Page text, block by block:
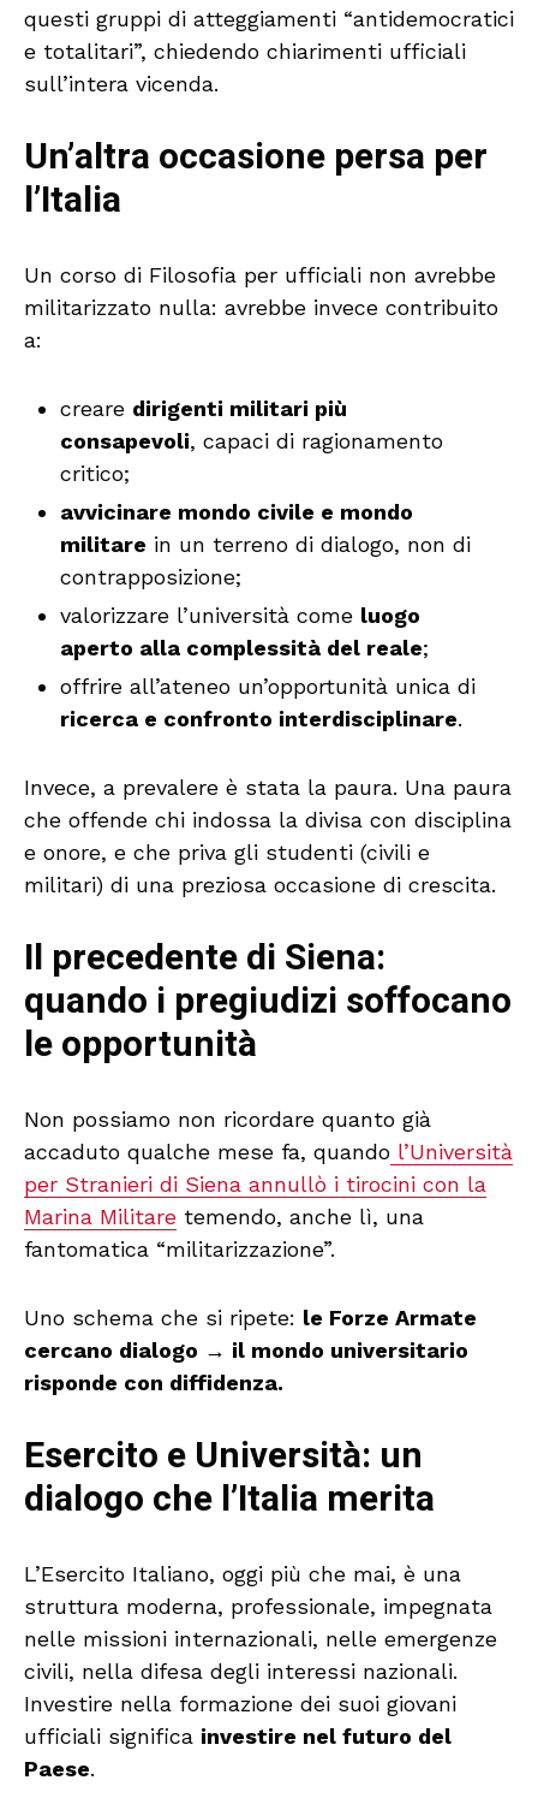
questi gruppi di atteggiamenti “antidemocratici
e totalitari”, chiedendo chiarimenti ufficiali
sull’intera vicenda.
Un’altra occasione persa per
l’Italia
Un corso di Filosofia per ufficiali non avrebbe
militarizzato nulla: avrebbe invece contribuito
a:
creare dirigenti militari più
consapevoli, capaci di ragionamento
critico;
avvicinare mondo civile e mondo
militare in un terreno di dialogo, non di
contrapposizione;
valorizzare l’università come luogo
aperto alla complessità del reale;
offrire all’ateneo un’opportunità unica di
ricerca e confronto interdisciplinare.
Invece, a prevalere è stata la paura. Una paura
che offende chi indossa la divisa con disciplina
e onore, e che priva gli studenti (civili e
militari) di una preziosa occasione di crescita.
Il precedente di Siena:
quando i pregiudizi soffocano
le opportunità
Non possiamo non ricordare quanto già
accaduto qualche mese fa, quando l’Università
per Stranieri di Siena annullò i tirocini con la
Marina Militare temendo, anche lì, una
fantomatica “militarizzazione”.
Uno schema che si ripete: le Forze Armate
cercano dialogo → il mondo universitario
risponde con diffidenza.
Esercito e Università: un
dialogo che l’Italia merita
L’Esercito Italiano, oggi più che mai, è una
struttura moderna, professionale, impegnata
nelle missioni internazionali, nelle emergenze
civili, nella difesa degli interessi nazionali.
Investire nella formazione dei suoi giovani
ufficiali significa investire nel futuro del
Paese.